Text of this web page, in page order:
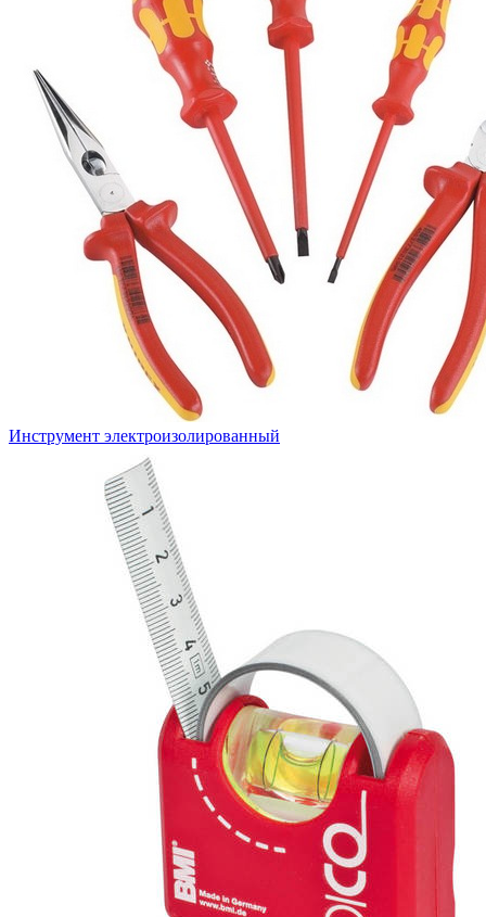
Инструмент электроизолированный